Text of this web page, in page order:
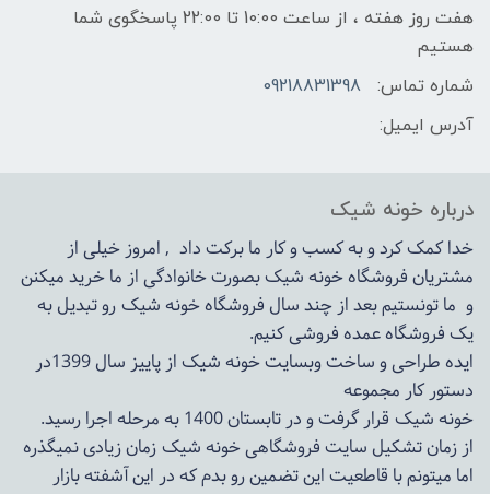
هفت روز هفته ، از ساعت 10:00 تا 22:00 پاسخگوی شما
هستیم
شماره تماس:
09218831398
آدرس ایمیل:
درباره خونه شیک
خدا کمک کرد و به کسب و کار ما برکت داد , امروز خیلی از
مشتریان فروشگاه خونه شیک بصورت خانوادگی از ما خرید میکنن
و ما تونستیم بعد از چند سال فروشگاهخونه شیکرو تبدیل به
یک فروشگاه عمده فروشی کنیم.
ایده طراحی و ساخت وبسایت خونه شیک از پاییز سال 1399در
دستور کار مجموعه
خونه شیک قرار گرفت و در تابستان 1400 به مرحله اجرا رسید.
از زمان تشکیل سایت فروشگاهیخونه شیکزمان زیادی نمیگذره
اما میتونم با قاطعیت این تضمین رو بدم که در این آشفته بازار